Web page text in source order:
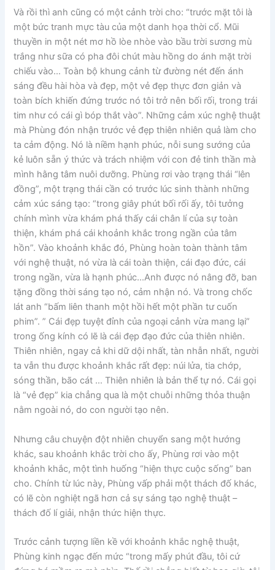
Và rồi thì anh cũng có một cảnh trời cho: “trước mặt tôi là
một bức tranh mực tàu của một danh họa thời cổ. Mũi
thuyền in một nét mơ hồ lòe nhòe vào bầu trời sương mù
trắng như sữa có pha đôi chút màu hồng do ánh mặt trời
chiếu vào… Toàn bộ khung cảnh từ đường nét đến ánh
sáng đều hài hòa và đẹp, một vẻ đẹp thực đơn giản và
toàn bích khiến đứng trước nó tôi trở nên bối rối, trong trái
tim như có cái gì bóp thắt vào”. Những cảm xúc nghệ thuật
mà Phùng đón nhận trước vẻ đẹp thiên nhiên quả làm cho
ta cảm động. Nó là niềm hạnh phúc, nỗi sung sướng của
kẻ luôn sẵn ý thức và trách nhiệm với con đẻ tinh thần mà
mình hằng tâm nuôi dưỡng. Phùng rơi vào trạng thái “lên
đồng”, một trạng thái cần có trước lúc sinh thành những
cảm xúc sáng tạo: “trong giây phút bối rối ấy, tôi tưởng
chính mình vừa khám phá thấy cái chân lí của sự toàn
thiện, khám phá cái khoảnh khắc trong ngần của tâm
hồn”. Vào khoảnh khắc đó, Phùng hoàn toàn thành tâm
với nghệ thuật, nó vừa là cái toàn thiện, cái đạo đức, cái
trong ngần, vừa là hạnh phúc…Anh được nó nâng đỡ, ban
tặng đồng thời sáng tạo nó, cảm nhận nó. Và trong chốc
lát anh “bấm liên thanh một hồi hết một phần tư cuốn
phim”. ” Cái đẹp tuyệt đỉnh của ngoại cảnh vừa mang lại”
trong ống kính có lẽ là cái đẹp đạo đức của thiên nhiên.
Thiên nhiên, ngay cả khi dữ dội nhất, tàn nhẫn nhất, người
ta vẫn thu được khoảnh khắc rất đẹp: núi lửa, tia chớp,
sóng thần, bão cát … Thiên nhiên là bản thể tự nó. Cái gọi
là “vẻ đẹp” kia chẳng qua là một chuỗi những thỏa thuận
nằm ngoài nó, do con người tạo nên.
Nhưng câu chuyện đột nhiên chuyển sang một hướng
khác, sau khoảnh khắc trời cho ấy, Phùng rơi vào một
khoảnh khắc, một tình huống “hiện thực cuộc sống” ban
cho. Chính từ lúc này, Phùng vấp phải một thách đố khác,
có lẽ còn nghiệt ngã hơn cả sự sáng tạo nghệ thuật –
thách đố lí giải, nhận thức hiện thực.
Trước cảnh tượng liền kề với khoảnh khắc nghệ thuật,
Phùng kinh ngạc đến mức “trong mấy phút đầu, tôi cứ